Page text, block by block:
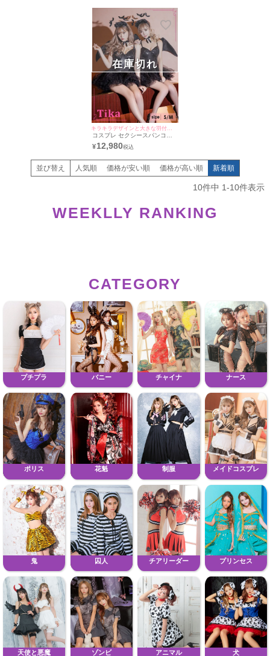
キラキラデザインと大きな羽付きコスプレで映える♪
コスプレ セクシースパンコー
ル付きツインフレアスカートバ
ットデビル [5点セット] (レオタ
ーカー/羽)
¥12,980
在庫切れ
並び替え 人気順 価格が安い順 価格が高い順 新着順
10件中 1-10件表示
WEEKLLY RANKING
CATEGORY
プチプラ バニー チャイナ ナース
ポリス 花魁 制服 メイドコスプレ
鬼 囚人 チアリーダー プリンセス
天使と悪魔 ゾンビ アニマル 犬